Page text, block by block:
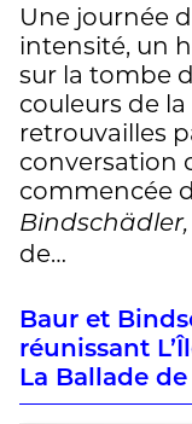
Une journée
intensité, un
sur la tombe
couleurs de
retrouvailles
conversation
commencée
Bindschädler,
de…
Baur et
réunissant
La Ballade